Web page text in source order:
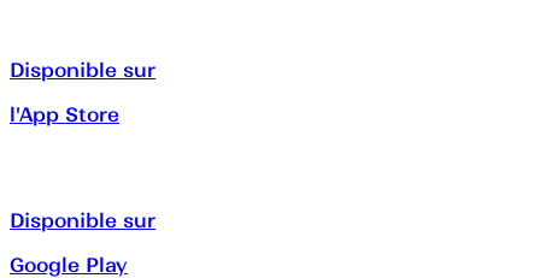
Disponible sur
l'App Store
Disponible sur
Google Play